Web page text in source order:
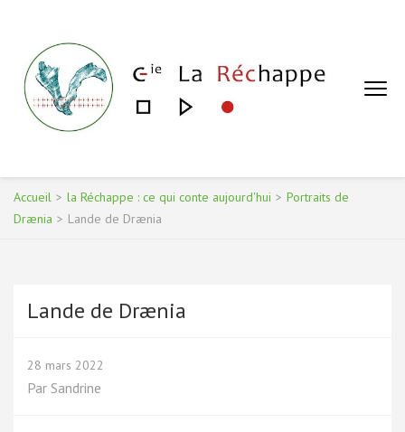
contenu
(Pressez
Entrée)
COMPAGNIE LA RÉCHAPPE – SANDRINE DE
GÉA
Accueil > la Réchappe : ce qui conte aujourd'hui > Portraits de
Drænia > Lande de Drænia
Lande de Drænia
28 mars 2022
Par Sandrine